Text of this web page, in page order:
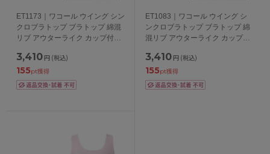
ET1173｜ワコール ウイング シン
クロブラトップ ブラトップ 綿混
リブ アウターライク カップ付き
3,410 円 (税込)
155pt獲得
ET1083｜ワコール ウイング シ
ンクロブラトップ ブラトップ 綿
混リブ アウターライク カップ付
3,410 円 (税込)
155pt獲得